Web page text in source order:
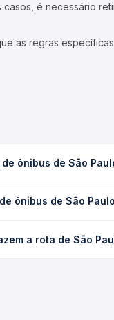
casos, é necessário
as regras
ônibus de São
de tráfego. Na
ônibus de São
Na Quero
a rota de São